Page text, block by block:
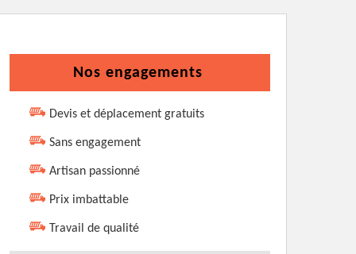
Nos engagements
Devis et déplacement gratuits
Sans engagement
Artisan passionné
Prix imbattable
Travail de qualité